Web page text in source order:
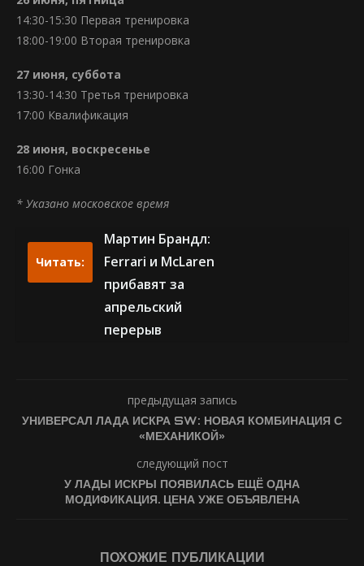
14:30-15:30 Первая тренировка
18:00-19:00 Вторая тренировка
27 июня, суббота
13:30-14:30 Третья тренировка
17:00 Квалификация
28 июня, воскресенье
16:00 Гонка
* Указано московское время
Читать:
Мартин Брандл:
Ferrari и McLaren
прибавят за
апрельский
перерыв
предыдущая запись
УНИВЕРСАЛ ЛАДА ИСКРА SW: НОВАЯ КОМБИНАЦИЯ С
«МЕХАНИКОЙ»
следующий пост
У ЛАДЫ ИСКРЫ ПОЯВИЛАСЬ ЕЩЁ ОДНА
МОДИФИКАЦИЯ. ЦЕНА УЖЕ ОБЪЯВЛЕНА
ПОХОЖИЕ ПУБЛИКАЦИИ